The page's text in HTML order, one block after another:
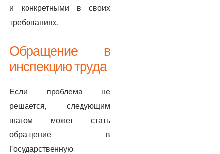
и конкретными в своих
требованиях.
Обращение в
инспекцию труда
Если проблема не
решается, следующим
шагом может стать
обращение в
Государственную